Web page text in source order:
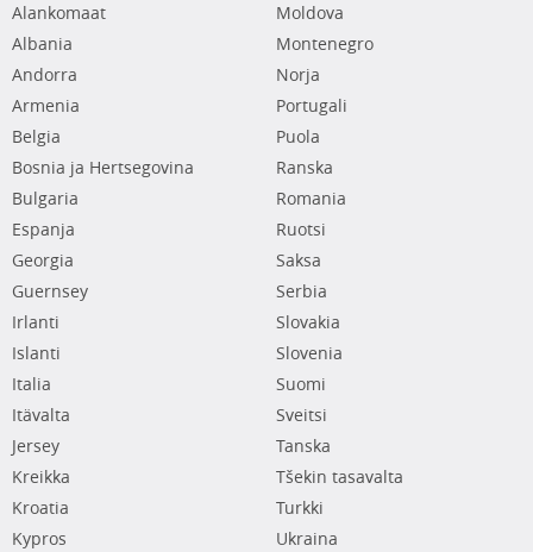
Alankomaat
Albania
Andorra
Armenia
Belgia
Bosnia ja Hertsegovina
Bulgaria
Espanja
Georgia
Guernsey
Irlanti
Islanti
Italia
Itävalta
Jersey
Kreikka
Kroatia
Kypros
Moldova
Montenegro
Norja
Portugali
Puola
Ranska
Romania
Ruotsi
Saksa
Serbia
Slovakia
Slovenia
Suomi
Sveitsi
Tanska
Tšekin tasavalta
Turkki
Ukraina